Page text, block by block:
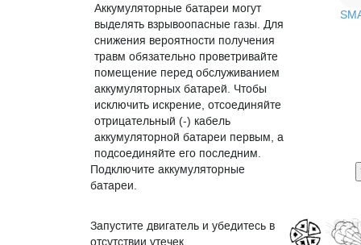
Аккумуляторные батареи могут
выделять взрывоопасные газы. Для
снижения вероятности получения
травм обязательно проветривайте
помещение перед обслуживанием
аккумуляторных батарей. Чтобы
исключить искрение, отсоединяйте
отрицательный (-) кабель
аккумуляторной батареи первым, а
подсоединяйте его последним.
Подключите аккумуляторные
батареи.
Запустите двигатель и убедитесь в